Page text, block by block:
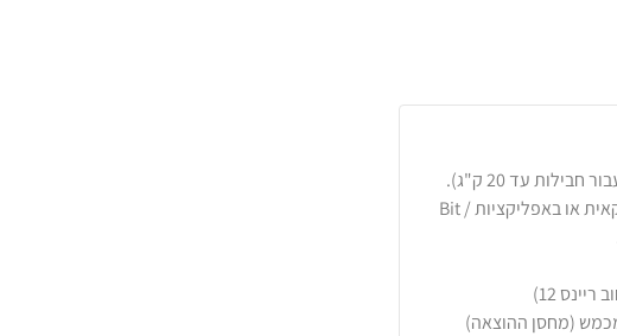
כרטיסי אשראי, PayPal, העברה בנקאית או באפליקציות Bit /
12)
(מחסן ההוצאה)